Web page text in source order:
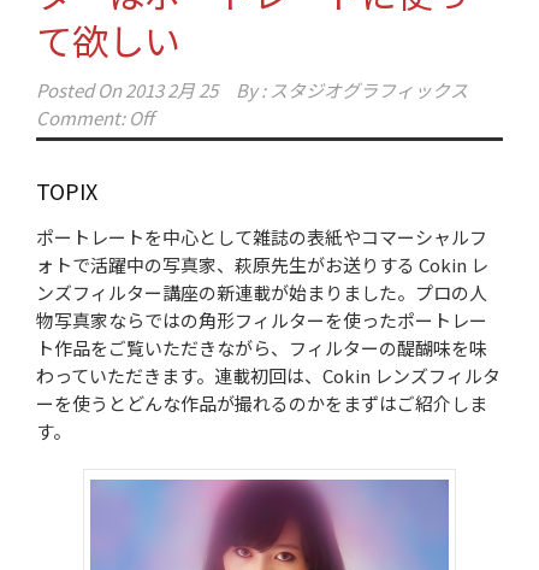
て欲しい
Posted On2013 2月 25 By : スタジオグラフィックス
Comment: Off
TOPIX
ポートレートを中心として雑誌の表紙やコマーシャルフ
ォトで活躍中の写真家、萩原先生がお送りする Cokin レ
ンズフィルター講座の新連載が始まりました。プロの人
物写真家ならではの角形フィルターを使ったポートレー
ト作品をご覧いただきながら、フィルターの醍醐味を味
わっていただきます。連載初回は、Cokin レンズフィルタ
ーを使うとどんな作品が撮れるのかをまずはご紹介しま
す。